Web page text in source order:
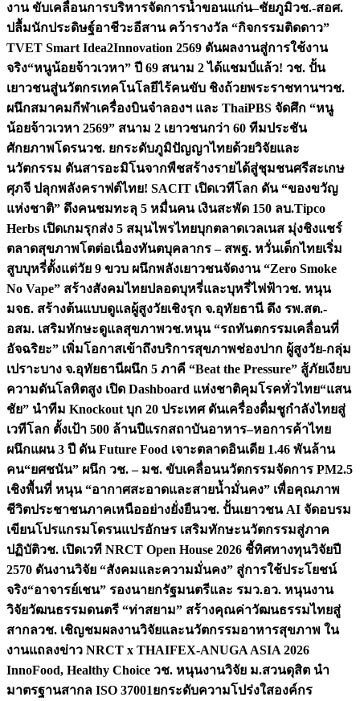
งาน ขับเคลื่อนการบริหารจัดการน้ำขอนแก่น–ชัยภูมิวช.-สอศ.
ปลื้มนักประดิษฐ์อาชีวะอีสาน คว้ารางวัล “กิจกรรมติดดาว”
TVET Smart Idea2Innovation 2569 ดันผลงานสู่การใช้งาน
จริง“หนูน้อยจ้าวเวหา” ปี 69 สนาม 2 ได้แชมป์แล้ว! วช. ปั้น
เยาวชนสู่นวัตกรเทคโนโลยีไร้คนขับ ชิงถ้วยพระราชทานฯวช.
ผนึกสมาคมกีฬาเครื่องบินจำลองฯ และ ThaiPBS จัดศึก “หนู
น้อยจ้าวเวหา 2569” สนาม 2 เยาวชนกว่า 60 ทีมประชัน
ศักยภาพโดรนวช. ยกระดับภูมิปัญญาไทยด้วยวิจัยและ
นวัตกรรม ดันสารอะมิโนจากพืชสร้างรายได้สู่ชุมชนศรีสะเกษ
ศุภจี ปลุกพลังคราฟต์ไทย! SACIT เปิดเวทีโลก ดัน “ของขวัญ
แห่งชาติ” ดึงคนชมทะลุ 5 หมื่นคน เงินสะพัด 150 ลบ.Tipco
Herbs เปิดเกมรุกส่ง 5 สมุนไพรไทยบุกตลาดเวลเนส มุ่งชิงแชร์
ตลาดสุขภาพโตต่อเนื่องทันตบุคลากร – สพฐ. หวั่นเด็กไทยเริ่ม
สูบบุหรี่ตั้งแต่วัย 9 ขวบ ผนึกพลังเยาวชนจัดงาน “Zero Smoke
No Vape” สร้างสังคมไทยปลอดบุหรี่และบุหรี่ไฟฟ้าวช. หนุน
มจธ. สร้างต้นแบบดูแลผู้สูงวัยเชิงรุก จ.อุทัยธานี ดึง รพ.สต.-
อสม. เสริมทักษะดูแลสุขภาพวช.หนุน “รถทันตกรรมเคลื่อนที่
อัจฉริยะ” เพิ่มโอกาสเข้าถึงบริการสุขภาพช่องปาก ผู้สูงวัย-กลุ่ม
เปราะบาง จ.อุทัยธานีผนึก 5 ภาคี “Beat the Pressure” สู้ภัยเงียบ
ความดันโลหิตสูง เปิด Dashboard แห่งชาติคุมโรคทั่วไทย“แสน
ชัย” นำทีม Knockout บุก 20 ประเทศ ดันเครื่องดื่มชูกำลังไทยสู่
เวทีโลก ตั้งเป้า 500 ล้านปีแรกสถาบันอาหาร–หอการค้าไทย
ผนึกแผน 3 ปี ดัน Future Food เจาะตลาดอินเดีย 1.46 พันล้าน
คน“ยศชนัน” ผนึก วช. – มช. ขับเคลื่อนนวัตกรรมจัดการ PM2.5
เชิงพื้นที่ หนุน “อากาศสะอาดและสายน้ำมั่นคง” เพื่อคุณภาพ
ชีวิตประชาชนภาคเหนืออย่างยั่งยืนวช. ปั้นเยาวชน AI จัดอบรม
เขียนโปรแกรมโดรนแปรอักษร เสริมทักษะนวัตกรรมสู่ภาค
ปฏิบัติวช. เปิดเวที NRCT Open House 2026 ชี้ทิศทางทุนวิจัยปี
2570 ดันงานวิจัย “สังคมและความมั่นคง” สู่การใช้ประโยชน์
จริง“อาจารย์เชน” รองนายกรัฐมนตรีและ รมว.อว. หนุนงาน
วิจัยวัฒนธรรมดนตรี “ท่าสยาม” สร้างคุณค่าวัฒนธรรมไทยสู่
สากลวช. เชิญชมผลงานวิจัยและนวัตกรรมอาหารสุขภาพ ใน
งานแถลงข่าว NRCT x THAIFEX-ANUGA ASIA 2026
InnoFood, Healthy Choice วช. หนุนงานวิจัย ม.สวนดุสิต นำ
มาตรฐานสากล ISO 37001ยกระดับความโปร่งใสองค์กร